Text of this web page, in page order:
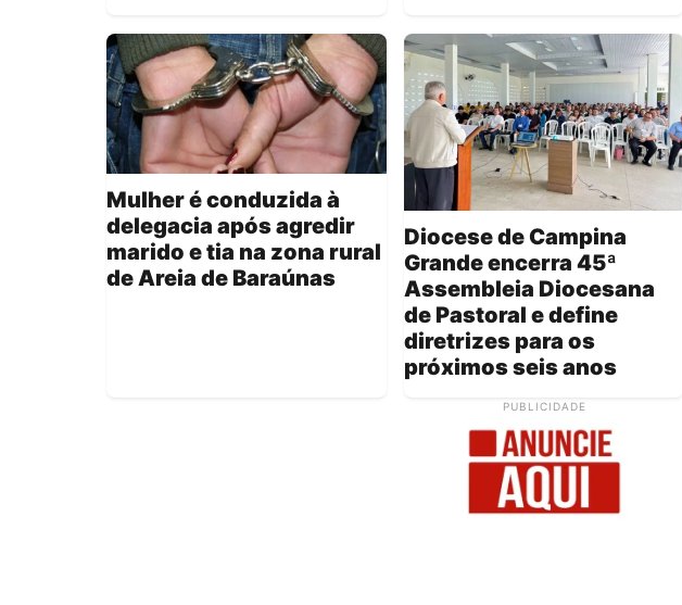
Mulher é conduzida à
delegacia após agredir
marido e tia na zona rural
de Areia de Baraúnas
Diocese de Campina
Grande encerra 45ª
Assembleia Diocesana
de Pastoral e define
diretrizes para os
próximos seis anos
PUBLICIDADE